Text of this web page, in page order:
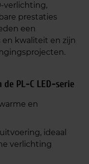
prestaties
een
kwaliteit en zijn
PL‑C LED‑serie
en
ideaal
verlichting